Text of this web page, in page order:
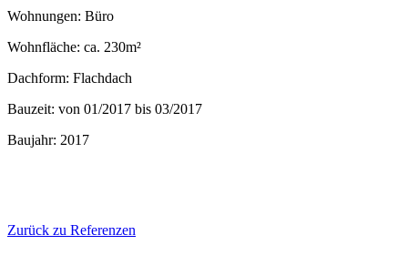
Wohnungen: Büro
Wohnfläche: ca. 230m²
Dachform: Flachdach
Bauzeit: von 01/2017 bis 03/2017
Baujahr: 2017
Zurück zu Referenzen